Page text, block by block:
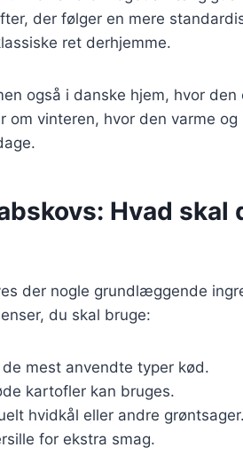
der følger en mere
ret derhjemme.
også i danske hjem, hvor den
vinteren, hvor den varme
Hvad skal
der nogle grundlæggende
du skal bruge:
mest anvendte typer kød.
kartofler kan bruges.
hvidkål eller andre grøntsager.
for ekstra smag.